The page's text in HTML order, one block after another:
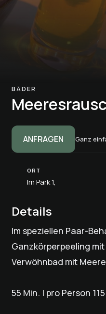
BÄDER
ANFRAGEN Ganz
ORT
Im Park 1,
Details
Im speziellen Paar-
Ganzkörperpeeling
Verwöhnbad mit
55 Min. | pro Person